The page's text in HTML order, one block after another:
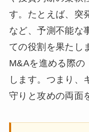
す。たとえば、突
など、予測不能な
ての役割を果たし
M&Aを進める際の
します。つまり、
守りと攻めの両面